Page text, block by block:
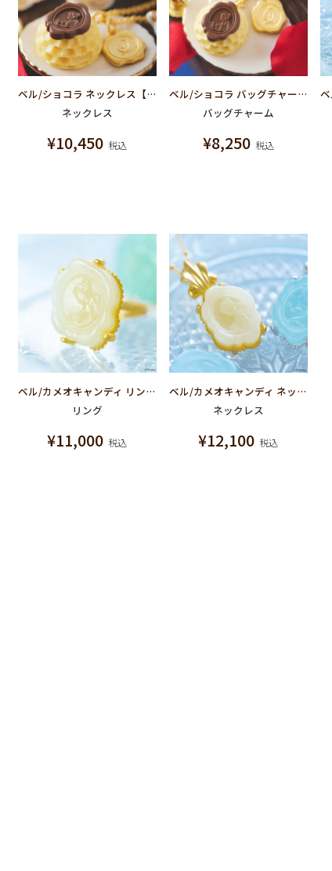
ベル/ショコラ ネックレス【ディズニー アクセサリー】【美女と野獣】
ネックレス
¥10,450 税込
ベル/ショコラ バッグチャーム【ディズニー アクセサリー】【美女と野獣】
バッグチャーム
¥8,250 税込
ベル/カメオキャンディ リング【ディズニー アクセサリー】【美女と野獣】
リング
¥11,000 税込
ベル/カメオキャンディ ネックレス【ディズニー アクセサリー】【美女と野獣】
ネックレス
¥12,100 税込